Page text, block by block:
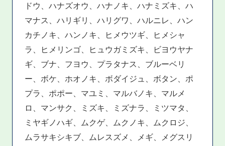
ドウ、ハナズオウ、ハナノキ、ハナミズキ、ハ
マナス、ハリギリ、ハリグワ、ハルニレ、ハン
カチノキ、ハンノキ、ヒメウツギ、ヒメシャ
ラ、ヒメリンゴ、ヒュウガミズキ、ビヨウヤナ
ギ、ブナ、フヨウ、プラタナス、ブルーベリ
ー、ボケ、ホオノキ、ボダイジュ、ボタン、ポ
プラ、ポポー、マユミ、マルバノキ、マルメ
ロ、マンサク、ミズキ、ミズナラ、ミツマタ、
ミヤギノハギ、ムクゲ、ムクノキ、ムクロジ、
ムラサキシキブ、ムレスズメ、メギ、メグスリ